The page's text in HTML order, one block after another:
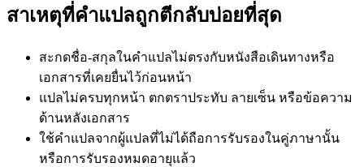
สาเหตุที่คำแปลถูกตีกลับบ่อยที่สุด
สะกดชื่อ-สกุลในคำแปลไม่ตรงกับหนังสือเดินทางหรือ
เอกสารที่เคยยื่นไว้ก่อนหน้า
แปลไม่ครบทุกหน้า ตกตราประทับ ลายเซ็น หรือข้อความ
ด้านหลังเอกสาร
ใช้คำแปลจากผู้แปลที่ไม่ได้ถือการรับรองในคู่ภาษานั้น
หรือการรับรองหมดอายุแล้ว